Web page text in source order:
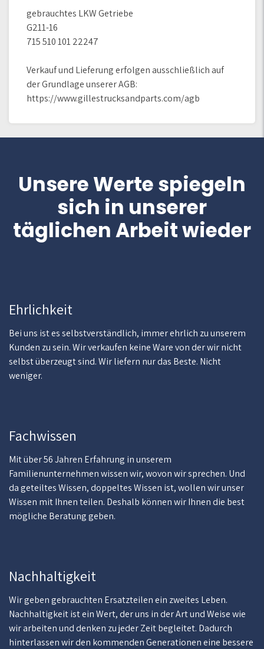
gebrauchtes LKW Getriebe
G211-16
715 510 101 22247
Verkauf und Lieferung erfolgen ausschließlich auf
der Grundlage unserer AGB:
https://www.gillestrucksandparts.com/agb
Unsere Werte spiegeln
sich in unserer
täglichen Arbeit wieder
Ehrlichkeit
Bei uns ist es selbstverständlich, immer ehrlich zu unserem
Kunden zu sein. Wir verkaufen keine Ware von der wir nicht
selbst überzeugt sind. Wir liefern nur das Beste. Nicht
weniger.
Fachwissen
Mit über 56 Jahren Erfahrung in unserem
Familienunternehmen wissen wir, wovon wir sprechen. Und
da geteiltes Wissen, doppeltes Wissen ist, wollen wir unser
Wissen mit Ihnen teilen. Deshalb können wir Ihnen die best
mögliche Beratung geben.
Nachhaltigkeit
Wir geben gebrauchten Ersatzteilen ein zweites Leben.
Nachhaltigkeit ist ein Wert, der uns in der Art und Weise wie
wir arbeiten und denken zu jeder Zeit begleitet. Dadurch
hinterlassen wir den kommenden Generationen eine bessere